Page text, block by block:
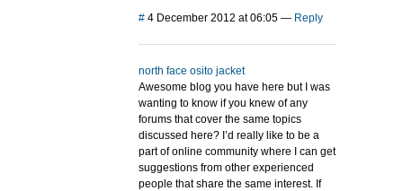
# 4 December 2012 at 06:05 — Reply
north face osito jacket
Awesome blog you have here but I was
wanting to know if you knew of any
forums that cover the same topics
discussed here? I’d really like to be a
part of online community where I can get
suggestions from other experienced
people that share the same interest. If